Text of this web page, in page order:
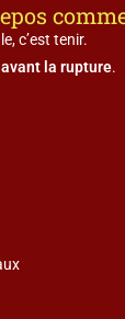
c’est tenir.
la rupture.